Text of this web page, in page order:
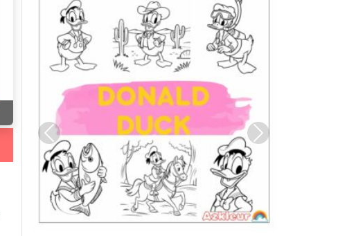
Previous Next